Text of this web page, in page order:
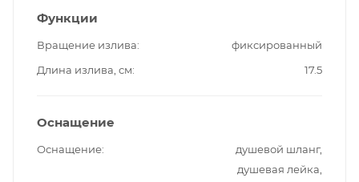
Функции
Вращение излива
фиксированный
Длина излива, см
17.5
Оснащение
Оснащение
душевой шланг,
душевая лейка,